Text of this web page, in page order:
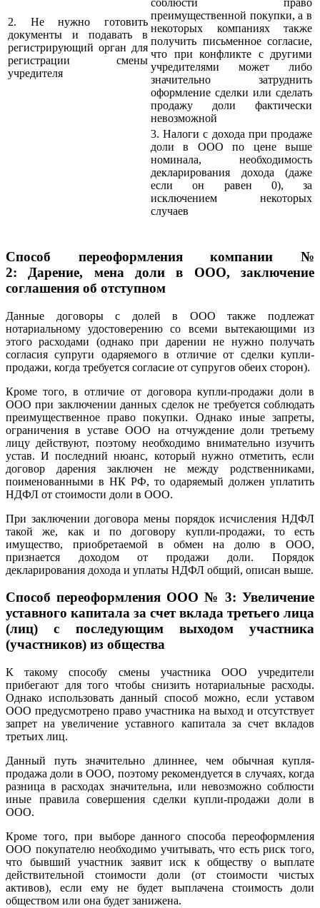
2. Не нужно готовить
документы и подавать в
регистрирующий орган для
регистрации смены
учредителя
соблюсти право
преимущественной покупки, а в
некоторых компаниях также
получить письменное согласие,
что при конфликте с другими
учредителями может либо
значительно затруднить
оформление сделки или сделать
продажу доли фактически
невозможной
3. Налоги с дохода при продаже
доли в ООО по цене выше
номинала, необходимость
декларирования дохода (даже
если он равен 0), за
исключением некоторых
случаев
Способ переоформления компании №
2: Дарение, мена доли в ООО, заключение
соглашения об отступном
Данные договоры с долей в ООО также подлежат
нотариальному удостоверению со всеми вытекающими из
этого расходами (однако при дарении не нужно получать
согласия супруги одаряемого в отличие от сделки купли-
продажи, когда требуется согласие от супругов обеих сторон).
Кроме того, в отличие от договора купли-продажи доли в
ООО при заключении данных сделок не требуется соблюдать
преимущественное право покупки. Однако иные запреты,
ограничения в уставе ООО на отчуждение доли третьему
лицу действуют, поэтому необходимо внимательно изучить
устав. И последний нюанс, который нужно отметить, если
договор дарения заключен не между родственниками,
поименованными в НК РФ, то одаряемый должен уплатить
НДФЛ от стоимости доли в ООО.
При заключении договора мены порядок исчисления НДФЛ
такой же, как и по договору купли-продажи, то есть
имущество, приобретаемой в обмен на долю в ООО,
признается доходом от продажи доли. Порядок
декларирования дохода и уплаты НДФЛ общий, описан выше.
Способ переоформления ООО № 3: Увеличение
уставного капитала за счет вклада третьего лица
(лиц) с последующим выходом участника
(участников) из общества
К такому способу смены участника ООО учредители
прибегают для того чтобы снизить нотариальные расходы.
Однако использовать данный способ можно, если уставом
ООО предусмотрено право участника на выход и отсутствует
запрет на увеличение уставного капитала за счет вкладов
третьих лиц.
Данный путь значительно длиннее, чем обычная купля-
продажа доли в ООО, поэтому рекомендуется в случаях, когда
разница в расходах значительна, или невозможно соблюсти
иные правила совершения сделки купли-продажи доли в
ООО.
Кроме того, при выборе данного способа переоформления
ООО покупателю необходимо учитывать, что есть риск того,
что бывший участник заявит иск к обществу о выплате
действительной стоимости доли (от стоимости чистых
активов), если ему не будет выплачена стоимость доли
обществом или она будет занижена.